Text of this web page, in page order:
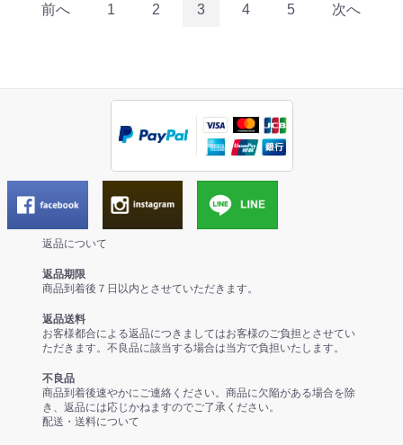
前へ 1 2 3 4 5 次へ
返品について
返品期限
商品到着後７日以内とさせていただきます。
返品送料
お客様都合による返品につきましてはお客様のご負担とさせてい
ただきます。不良品に該当する場合は当方で負担いたします。
不良品
商品到着後速やかにご連絡ください。商品に欠陥がある場合を除
き、返品には応じかねますのでご了承ください。
配送・送料について